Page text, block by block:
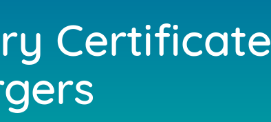
Certificate